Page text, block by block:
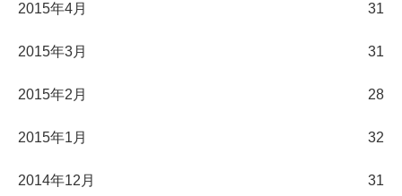
2015年4月 31
2015年3月 31
2015年2月 28
2015年1月 32
2014年12月 31